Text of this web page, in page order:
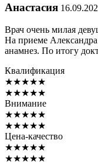
Анастасия
Врач очень милая
На приеме
анамнез. По итогу
Квалификация
★★★★★
★★★★★
Внимание
★★★★★
★★★★★
Цена-качество
★★★★★
★★★★★